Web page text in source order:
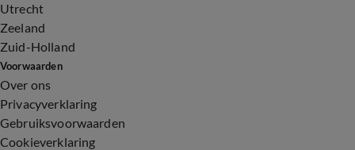
Utrecht
Zeeland
Zuid-Holland
Voorwaarden
Over ons
Privacyverklaring
Gebruiksvoorwaarden
Cookieverklaring